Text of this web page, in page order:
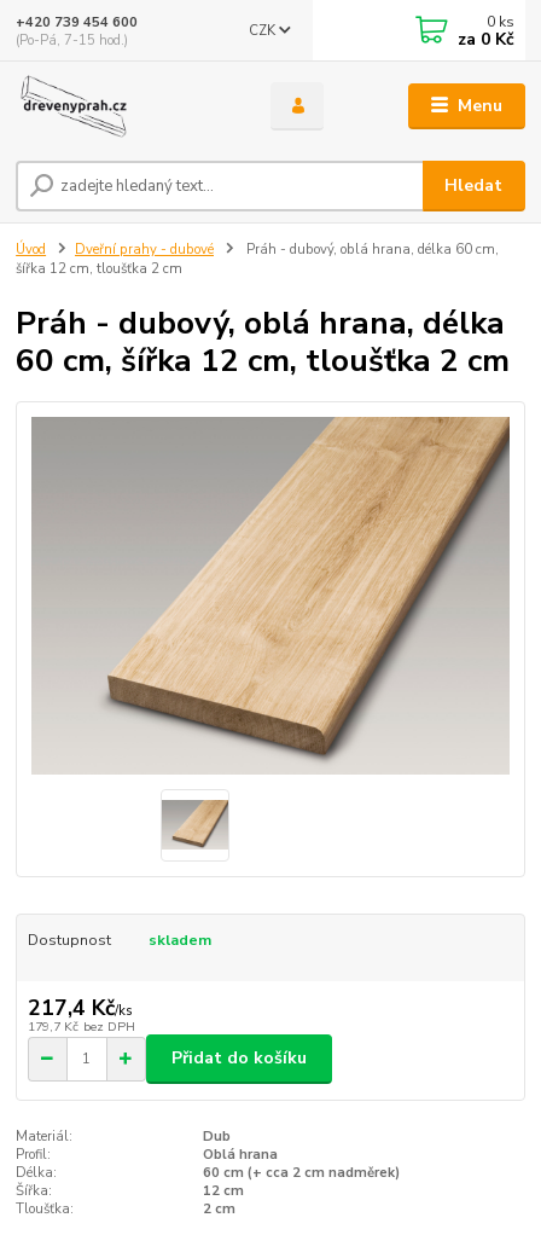
Menu
CZK
Hledat
+420 739 454 600
(Po-Pá, 7-15 hod.)
0 ks
za 0 Kč
Úvod Dveřní prahy - dubové
Práh - dubový, oblá hrana, délka 60 cm,
šířka 12 cm, tloušťka 2 cm
Práh - dubový, oblá hrana, délka
60 cm, šířka 12 cm, tloušťka 2 cm
Dostupnost skladem
217,4 Kč/ks
179,7 Kč bez DPH
Přidat do košíku
Materiál:
Dub
Profil:
Oblá hrana
Délka:
60 cm (+ cca 2 cm nadměrek)
Šířka:
12 cm
Tloušťka:
2 cm